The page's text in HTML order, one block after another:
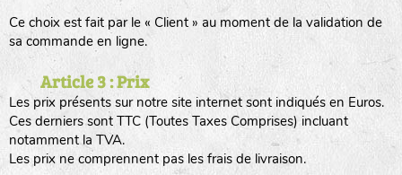
Ce choix est fait par le « Client » au moment de la validation de
sa commande en ligne.
Article 3 : Prix
Les prix présents sur notre site internet sont indiqués en Euros.
Ces derniers sont TTC (Toutes Taxes Comprises) incluant
notamment la TVA.
Les prix ne comprennent pas les frais de livraison.